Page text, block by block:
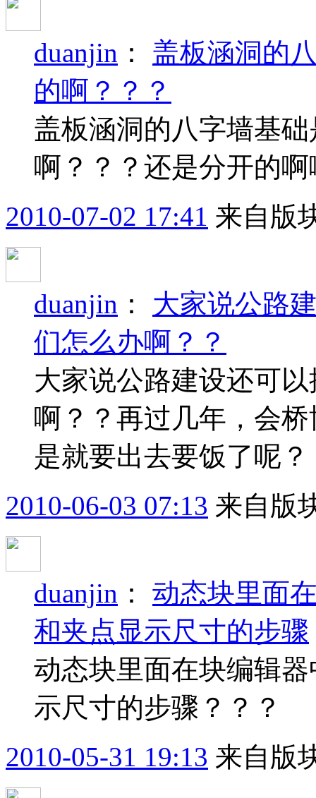
duanjin ： 盖板涵洞的
的啊？？？
盖板涵洞的八字墙基
啊？？？还是分开的
2010-07-02 17:41 来自版
duanjin ： 大家说公路
们怎么办啊？？
大家说公路建设还可
啊？？再过几年，会
是就要出去要饭了呢？
2010-06-03 07:13 来自版
duanjin ： 动态块里面
和夹点显示尺寸的步骤
动态块里面在块编辑
示尺寸的步骤？？？
2010-05-31 19:13 来自版